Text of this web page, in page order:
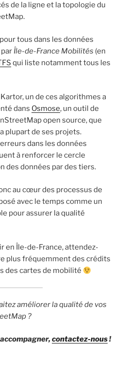
de la ligne et la topologie du
tous dans les données
Île-de-France Mobilités (en
qui liste notamment tous les
un de ces algorithmes a
dans Osmose, un outil de
open source, que
plupart de ses projets.
dans les données
à renforcer le cercle
des données par des tiers.
au cœur des processus de
avec le temps comme un
pour assurer la qualité
en Île-de-France, attendez-
plus fréquemment des crédits
des cartes de mobilité
améliorer la qualité de vos
?
contactez-nous!